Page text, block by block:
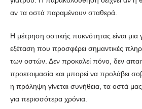
αν τα οστά παραμένουν σταθερά.
Η μέτρηση οστικής πυκνότητας είναι
εξέταση που προσφέρει σημαντικές
των οστών. Δεν προκαλεί πόνο, δεν
προετοιμασία και μπορεί να προλάβει
η πρόληψη γίνεται συνήθεια, τα οστά
για περισσότερα χρόνια.